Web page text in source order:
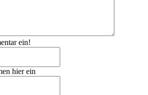
ein!
hier ein